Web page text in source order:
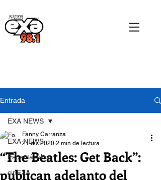
Entrada
EXA NEWS
Espectáculos
cinEXA
EXA NEWS
“The Beatles: Get Back”:
publican adelanto del
Fanny Carranza
21 dic 2020 2 min de lectura